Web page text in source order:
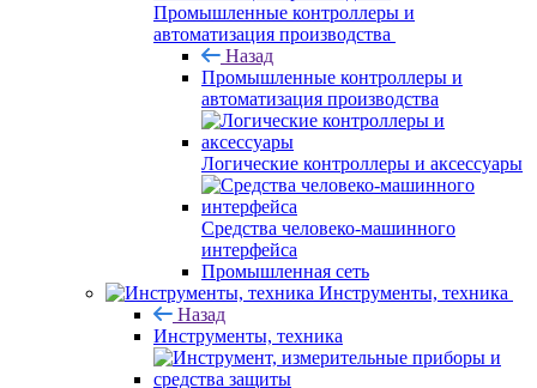
Промышленные контроллеры и
автоматизация производства
Назад
Промышленные контроллеры и
автоматизация производства
Логические контроллеры и аксессуары
Средства человеко-машинного
интерфейса
Промышленная сеть
Инструменты, техника
Назад
Инструменты, техника